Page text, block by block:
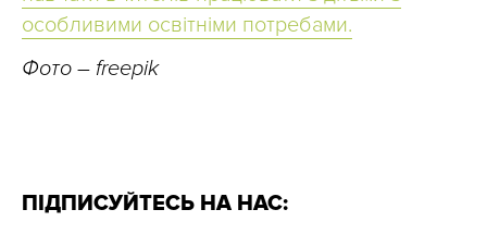
особливими освітніми потребами.
Фото – freepik
ПІДПИСУЙТЕСЬ НА НАС: